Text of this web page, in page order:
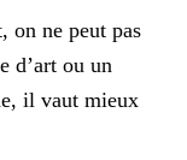
on ne peut pas
d’art ou un
il vaut mieux